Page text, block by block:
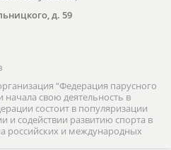
д. 59
“Федерация парусного
начала свою деятельность в
состоит в популяризации
и содействии развитию спорта в
российских и международных